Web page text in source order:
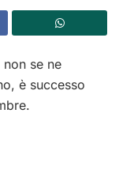
se ne
è successo